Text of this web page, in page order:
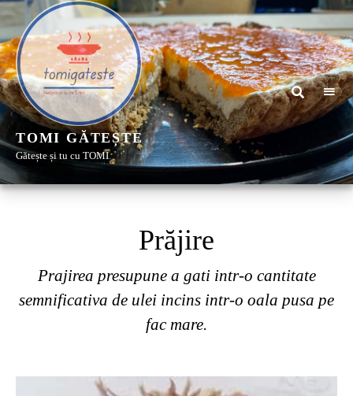
TOMI GĂTEȘTE
Gătește și tu cu TOMI
Prăjire
Prajirea presupune a gati intr-o cantitate
semnificativa de ulei incins intr-o oala pusa pe
fac mare.